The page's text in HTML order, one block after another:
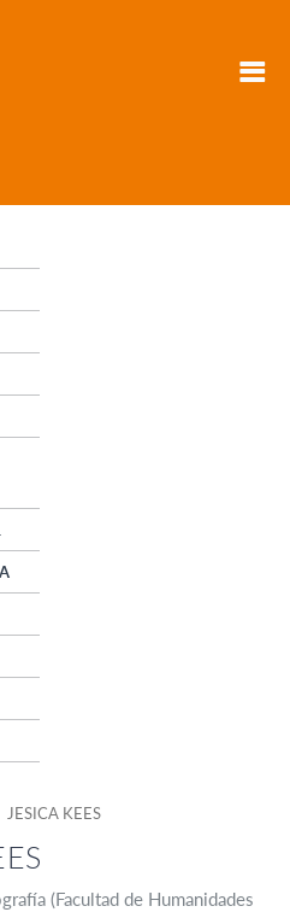
KEES
(Facultad de Humanidades